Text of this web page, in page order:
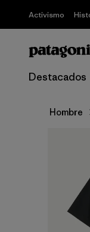
Activismo
Destacados
Hombre